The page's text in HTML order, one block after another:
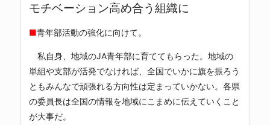
モチベーション高め合う組織に
■青年部活動の強化に向けて。
私自身、地域のJA青年部に育ててもらった。地域の
単組や支部が活発でなければ、全国でいかに旗を振ろう
ともみんなで頑張れる方向性は定まっていかない。各県
の委員長は全国の情報を地域にこまめに伝えていくこと
が大事だ。